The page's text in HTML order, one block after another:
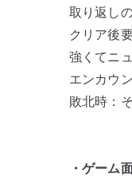
取り返し
クリア後
強くてニ
エンカウ
敗北時：
・ゲーム